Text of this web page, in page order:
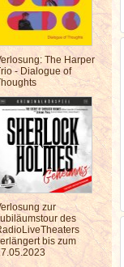
The Harper
- Dialogue of
zur
des
bis zum